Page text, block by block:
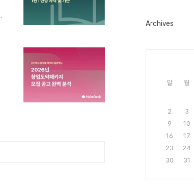
그
Archives
일 월
2
3
9
10
16
17
23
24
30
31